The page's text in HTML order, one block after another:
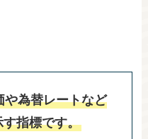
や為替レートなど
指標です。